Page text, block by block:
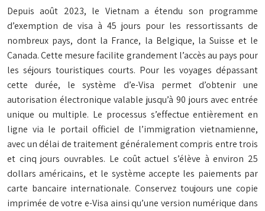
Depuis août 2023, le Vietnam a étendu son programme
d’exemption de visa à 45 jours pour les ressortissants de
nombreux pays, dont la France, la Belgique, la Suisse et le
Canada. Cette mesure facilite grandement l’accès au pays pour
les séjours touristiques courts. Pour les voyages dépassant
cette durée, le système d’e-Visa permet d’obtenir une
autorisation électronique valable jusqu’à 90 jours avec entrée
unique ou multiple. Le processus s’effectue entièrement en
ligne via le portail officiel de l’immigration vietnamienne,
avec un délai de traitement généralement compris entre trois
et cinq jours ouvrables. Le coût actuel s’élève à environ 25
dollars américains, et le système accepte les paiements par
carte bancaire internationale. Conservez toujours une copie
imprimée de votre e-Visa ainsi qu’une version numérique dans